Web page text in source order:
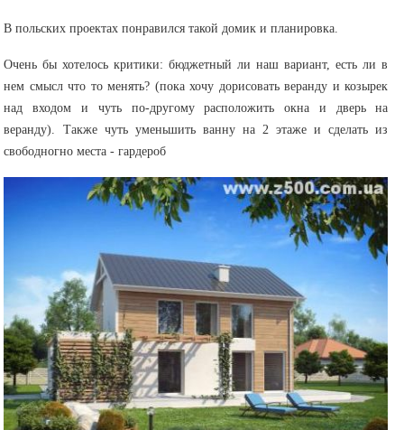
В польских проектах понравился такой домик и планировка.
Очень бы хотелось критики: бюджетный ли наш вариант, есть ли в
нем смысл что то менять? (пока хочу дорисовать веранду и козырек
над входом и чуть по-другому расположить окна и дверь на
веранду). Также чуть уменьшить ванну на 2 этаже и сделать из
свободногно места - гардероб